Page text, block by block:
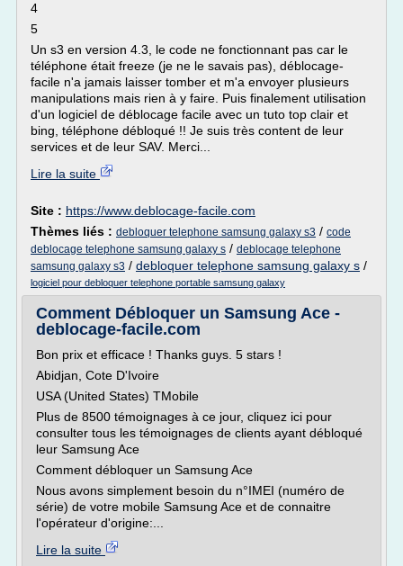
4
5
Un s3 en version 4.3, le code ne fonctionnant pas car le
téléphone était freeze (je ne le savais pas), déblocage-
facile n'a jamais laisser tomber et m'a envoyer plusieurs
manipulations mais rien à y faire. Puis finalement utilisation
d'un logiciel de déblocage facile avec un tuto top clair et
bing, téléphone débloqué !! Je suis très content de leur
services et de leur SAV. Merci...
Lire la suite
Site : https://www.deblocage-facile.com
Thèmes liés : debloquer telephone samsung galaxy s3 / code
deblocage telephone samsung galaxy s / deblocage telephone
samsung galaxy s3 / debloquer telephone samsung galaxy s /
logiciel pour debloquer telephone portable samsung galaxy
Comment Débloquer un Samsung Ace -
deblocage-facile.com
Bon prix et efficace ! Thanks guys. 5 stars !
Abidjan, Cote D'Ivoire
USA (United States) TMobile
Plus de 8500 témoignages à ce jour, cliquez ici pour
consulter tous les témoignages de clients ayant débloqué
leur Samsung Ace
Comment débloquer un Samsung Ace
Nous avons simplement besoin du n°IMEI (numéro de
série) de votre mobile Samsung Ace et de connaitre
l'opérateur d'origine:...
Lire la suite